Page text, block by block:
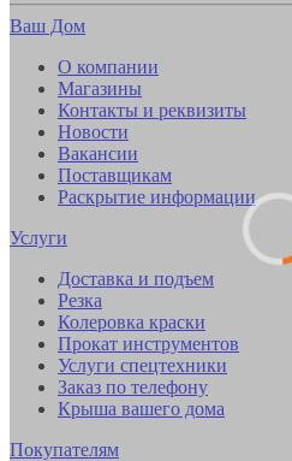
Ваш Дом
О компании
Магазины
Контакты и реквизиты
Новости
Вакансии
Поставщикам
Раскрытие информации
Услуги
Доставка и подъем
Резка
Колеровка краски
Прокат инструментов
Услуги спецтехники
Заказ по телефону
Крыша вашего дома
Покупателям